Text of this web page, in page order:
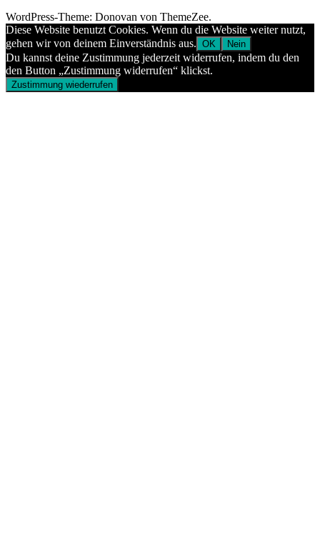
WordPress-Theme: Donovan von ThemeZee.
Diese Website benutzt Cookies. Wenn du die Website weiter nutzt,
gehen wir von deinem Einverständnis aus. OK Nein
Du kannst deine Zustimmung jederzeit widerrufen, indem du den
den Button „Zustimmung widerrufen“ klickst.
Zustimmung wiederrufen